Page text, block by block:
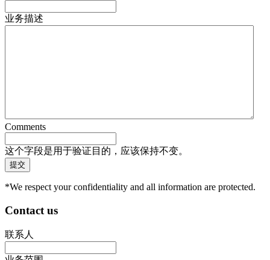
业务描述
Comments
这个字段是用于验证目的，应该保持不变。
*We respect your confidentiality and all information are protected.
Contact us
联系人